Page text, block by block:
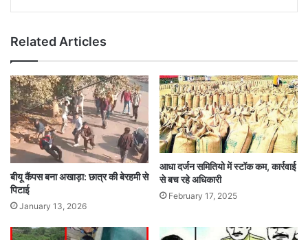
Related Articles
बीयू कैंपस बना अखाड़ा: छात्र की बेरहमी से
पिटाई
January 13, 2026
आधा दर्जन समितियो में स्टॉक कम, कार्रवाई
से बच रहे अधिकारी
February 17, 2025